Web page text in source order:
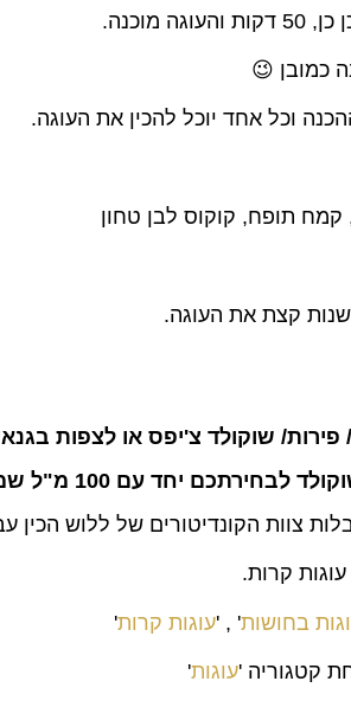
כמובן 😉
וכל אחד יוכל להכין את העוגה.
קצת את העוגה.
שוקולד צ'יפס או לצפות
צוות הקונדיטורים של ללוש הכין
קרות.
בחושות' , 'עוגות קרות'
קטגוריה 'עוגות'